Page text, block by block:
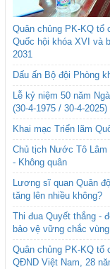
Quân chủng PK-KQ tổ
Quốc hội khóa XVI và
2031
Dấu ấn Bộ đội Phòng
Lễ kỷ niệm 50 năm
(30-4-1975 / 30-4-2025)
Khai mạc Triển lãm
Chủ tịch Nước Tô Lâm
- Không quân
Lương sĩ quan Quân
tăng lên nhiều không?
Thi đua Quyết thắng -
bảo vệ vững chắc
Quân chủng PK-KQ tổ
QĐND Việt Nam, 28